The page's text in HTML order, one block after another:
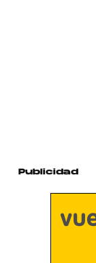
Publicidad